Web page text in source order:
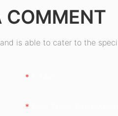
COMMENT
is able to cater to the